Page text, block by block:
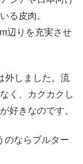
る皮肉。
辺りを充実させ
外しました。流
く、カクカクし
好きなのです。
のならブルター